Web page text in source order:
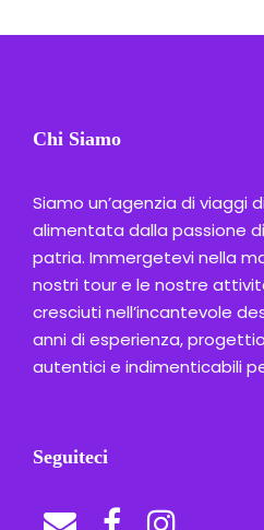
Chi Siamo
Siamo un’agenzia di viaggi
alimentata dalla passione
patria. Immergetevi nella
nostri tour e le nostre
cresciuti nell’incantevole
anni di esperienza,
autentici e indimenticabili
Seguiteci